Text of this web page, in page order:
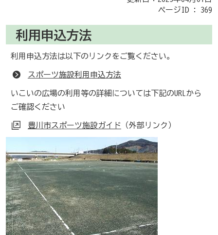
ページID : 369
利用申込方法
利用申込方法は以下のリンクをご覧ください。
スポーツ施設利用申込方法
いこいの広場の利用等の詳細については下記のURLから
ご確認ください
豊川市スポーツ施設ガイド （外部リンク）